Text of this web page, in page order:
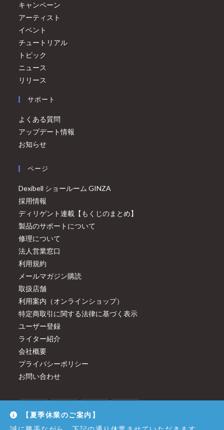
キャンペーン
アーティスト
イベント
チュートリアル
トピック
ニュース
リリース
サポート
よくある質問
アップデート情報
お知らせ
ページ
Dexibell ショールーム GINZA
採用情報
ディリゲント連載【もくじのまとめ】
製品のサポートについて
修理について
法人営業窓口
利用規約
メールマガジン購読
取扱店舗
利用案内（オンラインショップ）
特定商取引に関する法律に基づく表示
ユーザー登録
ライター紹介
会社概要
プライバシーポリシー
お問い合わせ
【夏季休業のご案内】